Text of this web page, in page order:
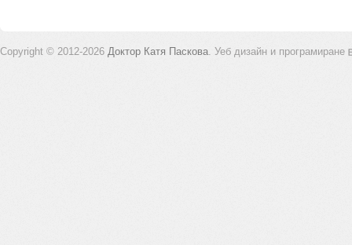
Copyright © 2012-2026 Доктор Катя Паскова Уеб дизайн и програмиране